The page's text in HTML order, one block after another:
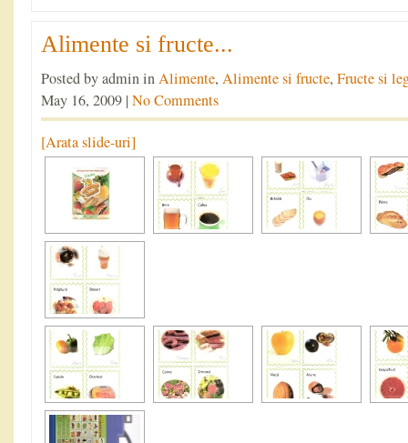
Alimente si fructe...
Posted by admin inAlimente, Alimente si fructe, Fructe si
May 16, 2009 |No Comments
[Arata slide-uri]